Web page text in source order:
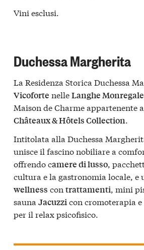
Vini esclusi.
Duchessa Margherita
La Residenza Storica Duchessa
Vicoforte nelleLanghe
Maison de Charme appartenente
Châteaux & Hôtels Collection
Intitolata alla Duchessa
unisce il fascino nobiliare a
offrendo camere di lusso,
cultura e la gastronomia locale, e
wellness con trattamenti, mini
sauna Jacuzzicon cromoterapia
per il relax psicofisico.